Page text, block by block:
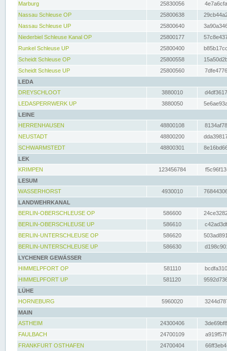
Marburg
25830056
Nassau Schleuse OP
25800638
Nassau Schleuse UP
25800640
Niederbiel Schleuse Kanal OP
25800177
Runkel Schleuse UP
25800400
Scheidt Schleuse OP
25800558
Scheidt Schleuse UP
25800560
LEDA
DREYSCHLOOT
3880010
LEDASPERRWERK UP
3880050
LEINE
HERRENHAUSEN
48800108
NEUSTADT
48800200
SCHWARMSTEDT
48800301
LEK
KRIMPEN
123456784
LESUM
WASSERHORST
4930010
LANDWEHRKANAL
BERLIN-OBERSCHLEUSE OP
586600
BERLIN-OBERSCHLEUSE UP
586610
BERLIN-UNTERSCHLEUSE OP
586620
BERLIN-UNTERSCHLEUSE UP
586630
LYCHENER GEWÄSSER
HIMMELPFORT OP
581110
HIMMELPFORT UP
581120
LÜHE
HORNEBURG
5960020
MAIN
ASTHEIM
24300406
FAULBACH
24700109
FRANKFURT OSTHAFEN
24700404